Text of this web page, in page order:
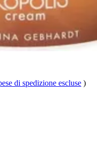
di spedizione escluse )